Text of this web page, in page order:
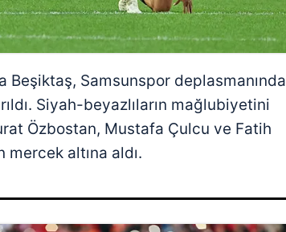
Beşiktaş, Samsunspor deplasmanında
Siyah-beyazlıların mağlubiyetini
Özbostan, Mustafa Çulcu ve Fatih
mercek altına aldı.